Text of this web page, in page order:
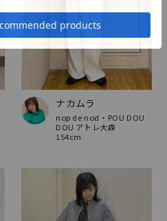
ナカムラ
nop de nod・POU DOU
DOU アトレ大森
154cm